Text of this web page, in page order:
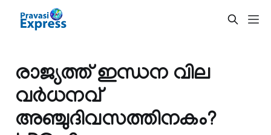
രാജ്യത്ത് ഇന്ധന വില
വർധനവ്
അഞ്ചുദിവസത്തിനകം?